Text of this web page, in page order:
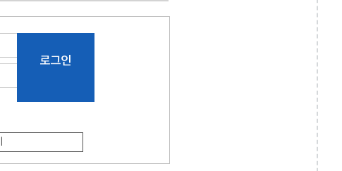
로그인